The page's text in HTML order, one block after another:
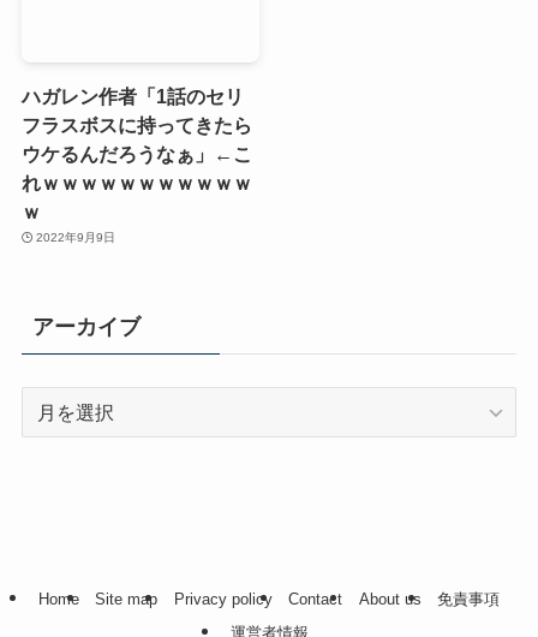
ハガレン作者「1話のセリ
フラスボスに持ってきたら
ウケるんだろうなぁ」←こ
れｗｗｗｗｗｗｗｗｗｗｗ
ｗ
2022年9月9日
アーカイブ
Home Site map Privacy policy Contact About us
免責事項
運営者情報